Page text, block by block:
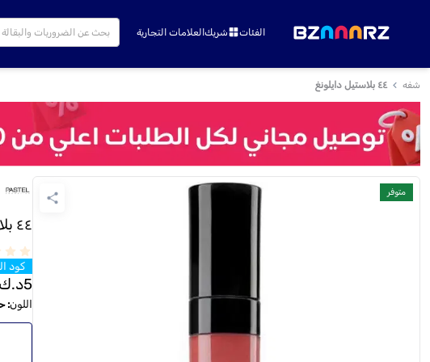
الفئات شريكالعلامات التجارية
شفه ٤٤ بلاستيل دايلونغ
متوفر
٤٤ بلاستيل دايلونغ
كود
5د.ك
اللون: